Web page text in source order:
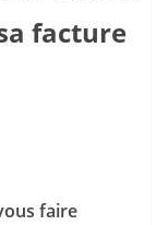
facture
faire